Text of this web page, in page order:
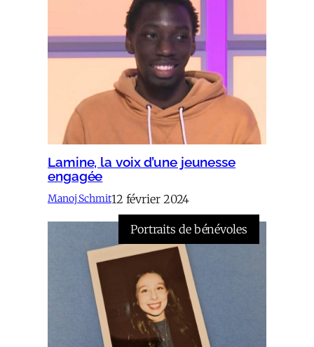
Lamine, la voix d’une jeunesse
engagée
Manoj Schmit12 février 2024
Portraits de bénévoles